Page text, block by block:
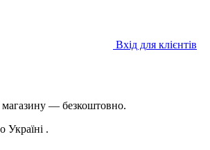
Вхід для клієнтів
— безкоштовно.
.